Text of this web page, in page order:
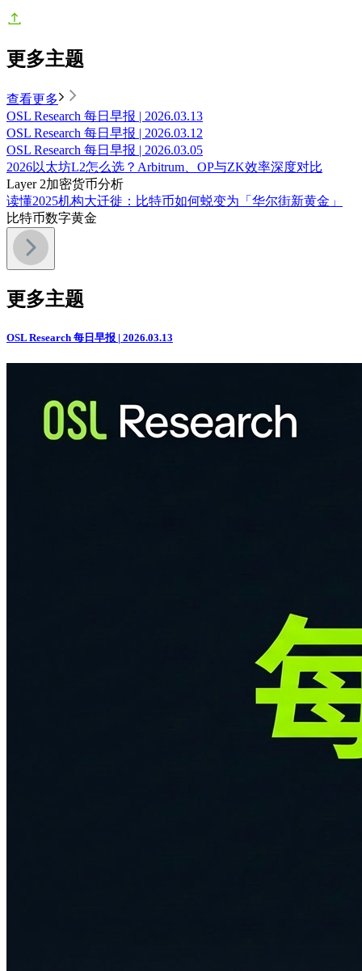
更多主题
查看更多
OSL Research 每日早报 | 2026.03.13
OSL Research 每日早报 | 2026.03.12
OSL Research 每日早报 | 2026.03.05
2026以太坊L2怎么选？Arbitrum、OP与ZK效率深度对比
Layer 2加密货币分析
读懂2025机构大迁徙：比特币如何蜕变为「华尔街新黄金」
比特币数字黄金
更多主题
OSL Research 每日早报 | 2026.03.13